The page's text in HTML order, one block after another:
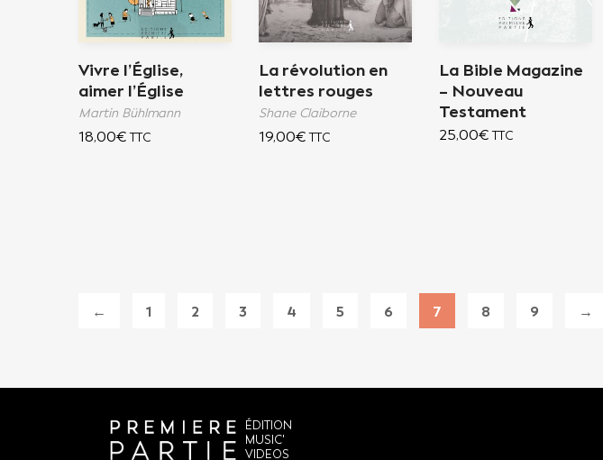
Vivre l’Église,
aimer l’Église
Martin Bühlmann
18,00€ TTC
La révolution en
lettres rouges
Shane Claiborne
19,00€ TTC
La Bible Magazine
– Nouveau
Testament
25,00€ TTC
← 1 2 3 4 5 6 7 8 9 →
ÉDITION
MUSIC'
VIDEOS